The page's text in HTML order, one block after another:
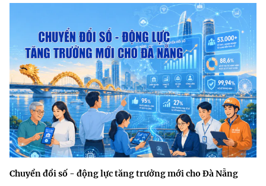
Chuyển đổi số - động lực tăng trưởng mới cho Đà Nẵng